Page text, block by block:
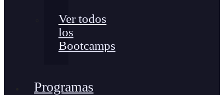
Ver todos
los
Bootcamps
Programas